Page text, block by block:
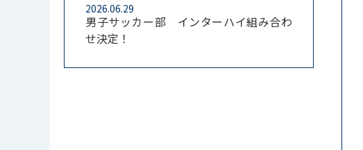
2026.06.29
男子サッカー部 インターハイ組み合わ
せ決定！